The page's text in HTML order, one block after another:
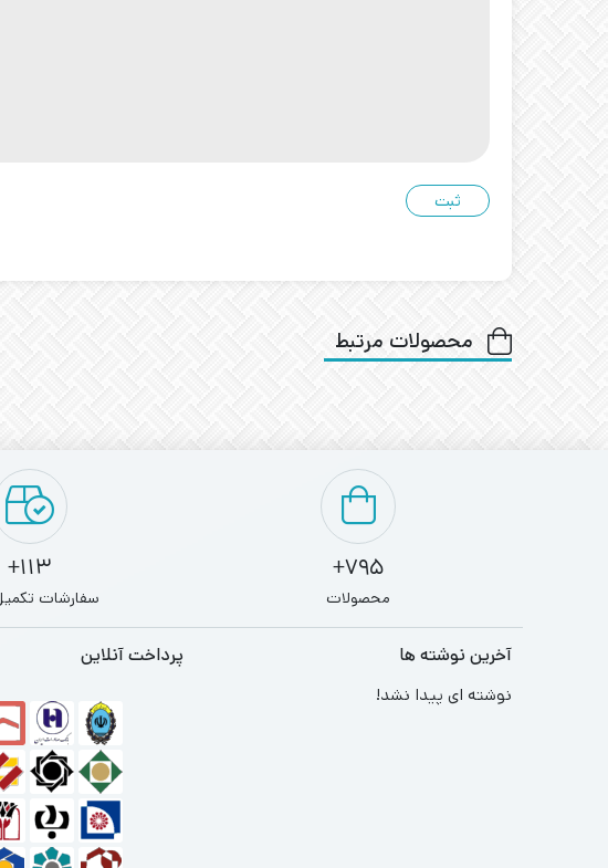
محصولات مرتبط
795+
محصولات
113+
سفارشات
آخرین نوشته ها
نوشته ای پیدا نشد!
پرداخت آنلاین